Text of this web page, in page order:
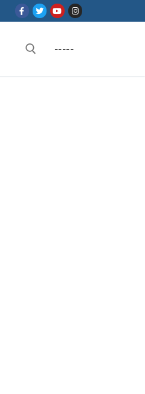
-----